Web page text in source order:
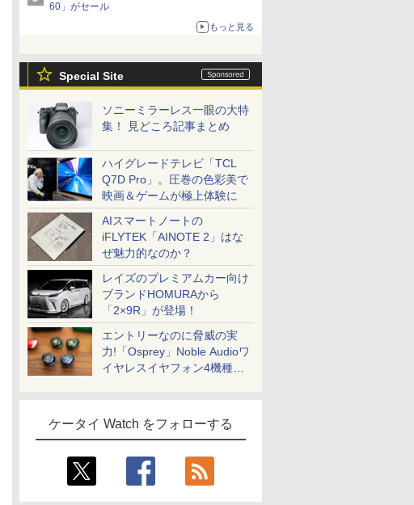
60」がセール
もっと見る
Special Site
ソニーミラーレス一眼の大特
集！ 見どころ記事まとめ
ハイグレードテレビ「TCL
Q7D Pro」。圧巻の色彩美で
映画＆ゲームが極上体験に
AIスマートノートの
iFLYTEK「AINOTE 2」はな
ぜ魅力的なのか？
レイズのプレミアムカー向け
ブランドHOMURAから
「2×9R」が登場！
エントリーなのに脅威の実
力!「Osprey」Noble Audioワ
イヤレスイヤフォン4機種を
ケータイ Watch をフォローする